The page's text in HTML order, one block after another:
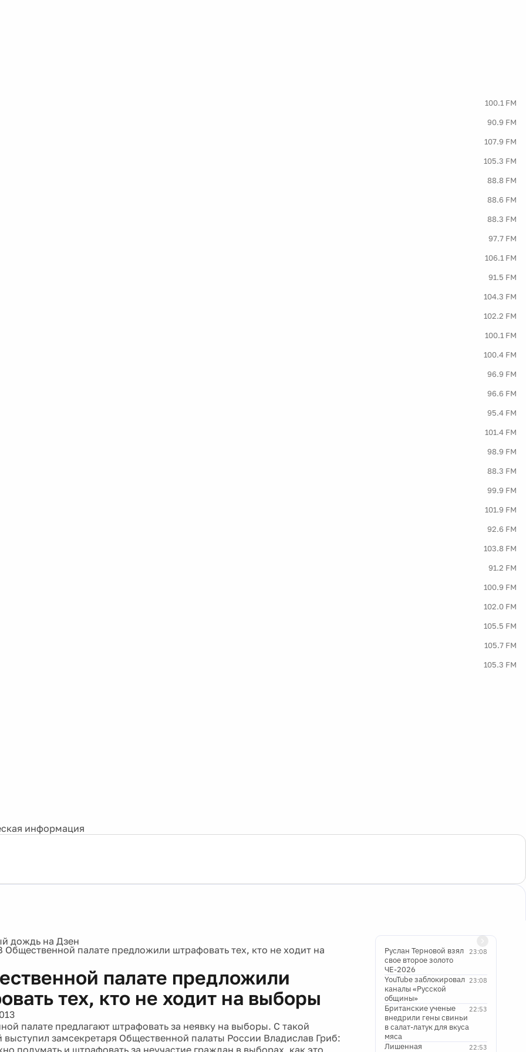
100.1 FM
90.9 FM
107.9 FM
105.3 FM
88.8 FM
88.6 FM
88.3 FM
97.7 FM
106.1 FM
91.5 FM
104.3 FM
102.2 FM
100.1 FM
100.4 FM
96.9 FM
96.6 FM
95.4 FM
101.4 FM
98.9 FM
88.3 FM
99.9 FM
101.9 FM
92.6 FM
103.8 FM
91.2 FM
100.9 FM
102.0 FM
105.5 FM
105.7 FM
105.3 FM
информация
Общественной палате предложили штрафовать тех, кто не ходит на
палате предложили
тех, кто не ходит на выборы
палате предлагают штрафовать за неявку на выборы. С такой
выступил замсекретаря Общественной палаты России Владислав Гриб:
подумать и штрафовать за неучастие граждан в выборах, как это
23:08
Руслан Терновой взял
свое второе золото
ЧЕ-2026
23:08
YouTube заблокировал
каналы «Русской
общины»
22:53
Британские ученые
внедрили гены свиньи
в салат-латук для вкуса
мяса
22:53
Лишенная